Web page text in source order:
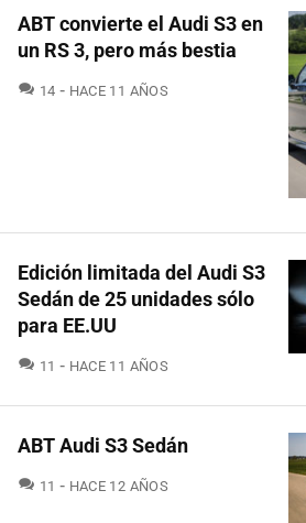
ABT convierte el Audi S3 en
un RS 3, pero más bestia
14 COMENTARIOS
HACE 11 AÑOS
Edición limitada del Audi S3
Sedán de 25 unidades sólo
para EE.UU
11 COMENTARIOS
HACE 11 AÑOS
ABT Audi S3 Sedán
11 COMENTARIOS
HACE 12 AÑOS